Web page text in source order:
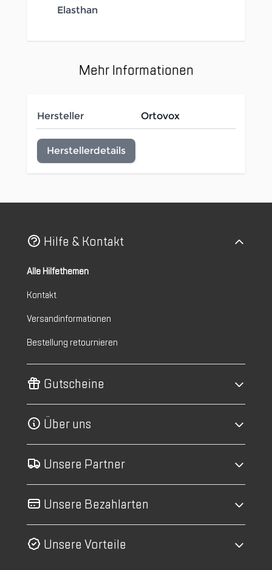
Elasthan
Mehr Informationen
Hersteller Ortovox
Herstellerdetails
Hilfe & Kontakt
Alle Hilfethemen
Kontakt
Versandinformationen
Bestellung retournieren
Gutscheine
Über uns
Unsere Partner
Unsere Bezahlarten
Unsere Vorteile